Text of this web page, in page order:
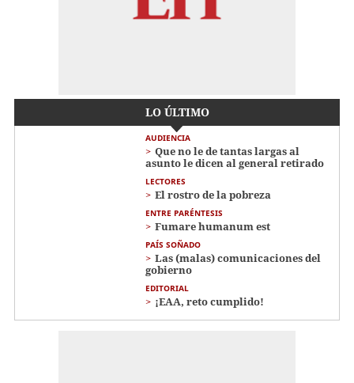
LO ÚLTIMO
AUDIENCIA
Que no le de tantas largas al
asunto le dicen al general retirado
LECTORES
El rostro de la pobreza
ENTRE PARÉNTESIS
Fumare humanum est
PAÍS SOÑADO
Las (malas) comunicaciones del
gobierno
EDITORIAL
¡EAA, reto cumplido!